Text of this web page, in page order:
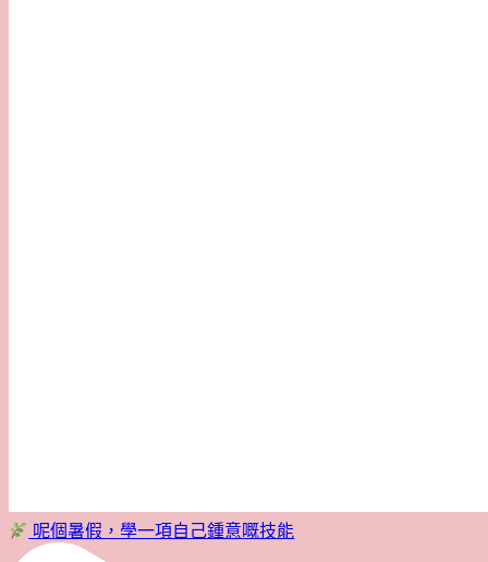
呢個暑假，學一項自己鍾意嘅技能